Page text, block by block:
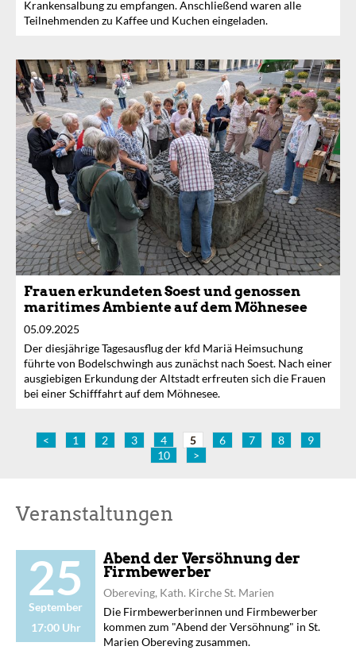
Krankensalbung zu empfangen. Anschließend waren alle
Teilnehmenden zu Kaffee und Kuchen eingeladen.
Frauen erkundeten Soest und genossen
maritimes Ambiente auf dem Möhnesee
05.09.2025
Der diesjährige Tagesausflug der kfd Mariä Heimsuchung
führte von Bodelschwingh aus zunächst nach Soest. Nach einer
ausgiebigen Erkundung der Altstadt erfreuten sich die Frauen
bei einer Schifffahrt auf dem Möhnesee.
< 1 2 3 4 5 6 7 8
9
10
>
Veranstaltungen
25
September
17:00 Uhr
Abend der Versöhnung der
Firmbewerber
Obereving, Kath. Kirche St. Marien
Die Firmbewerberinnen und Firmbewerber
kommen zum "Abend der Versöhnung" in St.
Marien Obereving zusammen.